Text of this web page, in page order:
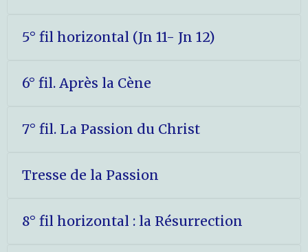
5° fil horizontal (Jn 11- Jn 12)
6° fil. Après la Cène
7° fil. La Passion du Christ
Tresse de la Passion
8° fil horizontal : la Résurrection